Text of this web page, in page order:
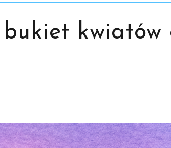
kwiatów